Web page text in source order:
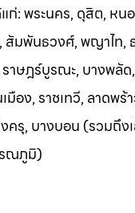
ก่: พระนคร, ดุสิต, หน
สัมพันธวงศ์, พญาไท
ษฎร์บูรณะ, บางพลั
อง, ราชเทวี, ลาดพ
, บางบอน (รวมถึง
รณภูมิ)